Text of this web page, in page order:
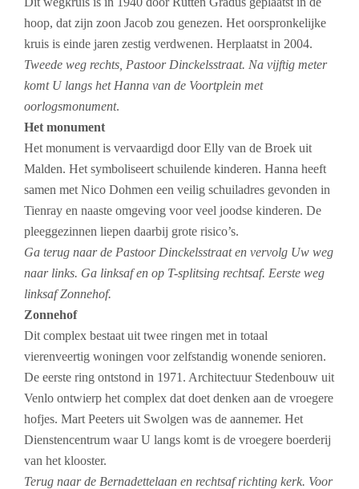
hoop, dat zijn zoon Jacob zou genezen. Het oorspronkelijke
kruis is einde jaren zestig verdwenen. Herplaatst in 2004.
Tweede weg rechts, Pastoor Dinckelsstraat. Na vijftig meter
komt U langs het Hanna van de Voortplein met
oorlogsmonument.
Het monument
Het monument is vervaardigd door Elly van de Broek uit
Malden. Het symboliseert schuilende kinderen. Hanna heeft
samen met Nico Dohmen een veilig schuiladres gevonden in
Tienray en naaste omgeving voor veel joodse kinderen. De
pleeggezinnen liepen daarbij grote risico’s.
Ga terug naar de Pastoor Dinckelsstraat en vervolg Uw weg
naar links. Ga linksaf en op T-splitsing rechtsaf. Eerste weg
linksaf Zonnehof.
Zonnehof
Dit complex bestaat uit twee ringen met in totaal
vierenveertig woningen voor zelfstandig wonende senioren.
De eerste ring ontstond in 1971. Architectuur Stedenbouw uit
Venlo ontwierp het complex dat doet denken aan de vroegere
hofjes. Mart Peeters uit Swolgen was de aannemer. Het
Dienstencentrum waar U langs komt is de vroegere boerderij
van het klooster.
Terug naar de Bernadettelaan en rechtsaf richting kerk. Voor